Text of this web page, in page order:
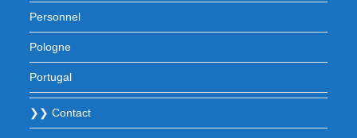
Personnel
Pologne
Portugal
❯❯ Contact